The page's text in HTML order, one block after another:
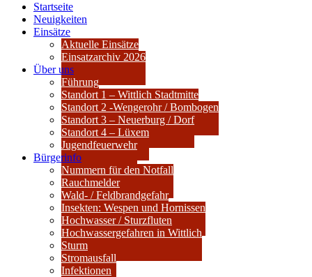
Startseite
Neuigkeiten
Einsätze
Aktuelle Einsätze
Einsatzarchiv 2026
Über uns
Führung
Standort 1 – Wittlich Stadtmitte
Standort 2 -Wengerohr / Bombogen
Standort 3 – Neuerburg / Dorf
Standort 4 – Lüxem
Jugendfeuerwehr
Bürgerinfo
Nummern für den Notfall
Rauchmelder
Wald- / Feldbrandgefahr
Insekten: Wespen und Hornissen
Hochwasser / Sturzfluten
Hochwassergefahren in Wittlich
Sturm
Stromausfall
Infektionen